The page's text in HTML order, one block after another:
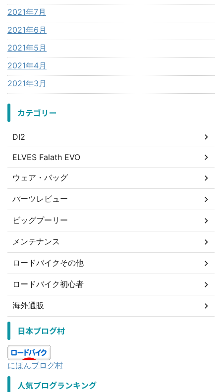
2021年7月
2021年6月
2021年5月
2021年4月
2021年3月
カテゴリー
DI2
ELVES Falath EVO
ウェア・バッグ
パーツレビュー
ビッグプーリー
メンテナンス
ロードバイクその他
ロードバイク初心者
海外通販
日本ブログ村
にほんブログ村
人気ブログランキング